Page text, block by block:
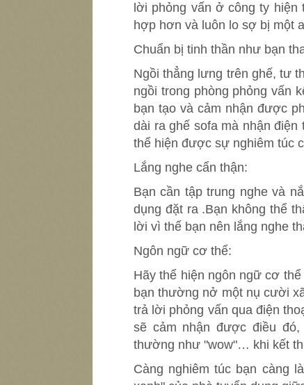
lời phỏng vấn ở công ty hiện
hợp hơn và luôn lo sợ bị một
Chuẩn bị tinh thần như bạn
Ngồi thẳng lưng trên ghế, tư
ngồi trong phòng phỏng vấn
bạn tạo và cảm nhận được
dài ra ghế sofa mà nhận
thể hiện được sự nghiêm túc
Lắng nghe cẩn thận:
Bạn cần tập trung nghe và
dụng đặt ra .Bạn không thể
lời vì thế bạn nên lắng nghe
Ngôn ngữ cơ thể:
Hãy thể hiện ngôn ngữ cơ
bạn thường nở một nụ cười
trả lời phỏng vấn qua điện
sẽ cảm nhận được điều
thường như "wow"… khi kết
Càng nghiêm túc bạn càng